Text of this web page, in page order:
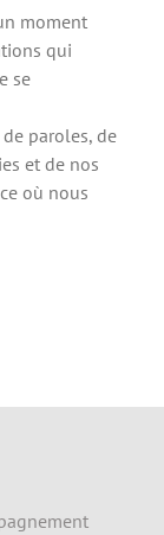
moment
qui
se
de paroles, de
et de nos
où nous